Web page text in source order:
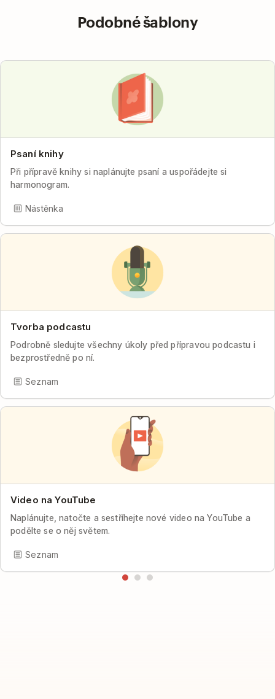
Podobné šablony
Psaní knihy
Při přípravě knihy si naplánujte psaní a uspořádejte si
harmonogram.
Nástěnka
Tvorba podcastu
Podrobně sledujte všechny úkoly před přípravou podcastu i
bezprostředně po ní.
Seznam
Video na YouTube
Naplánujte, natočte a sestříhejte nové video na YouTube a
podělte se o něj světem.
Seznam